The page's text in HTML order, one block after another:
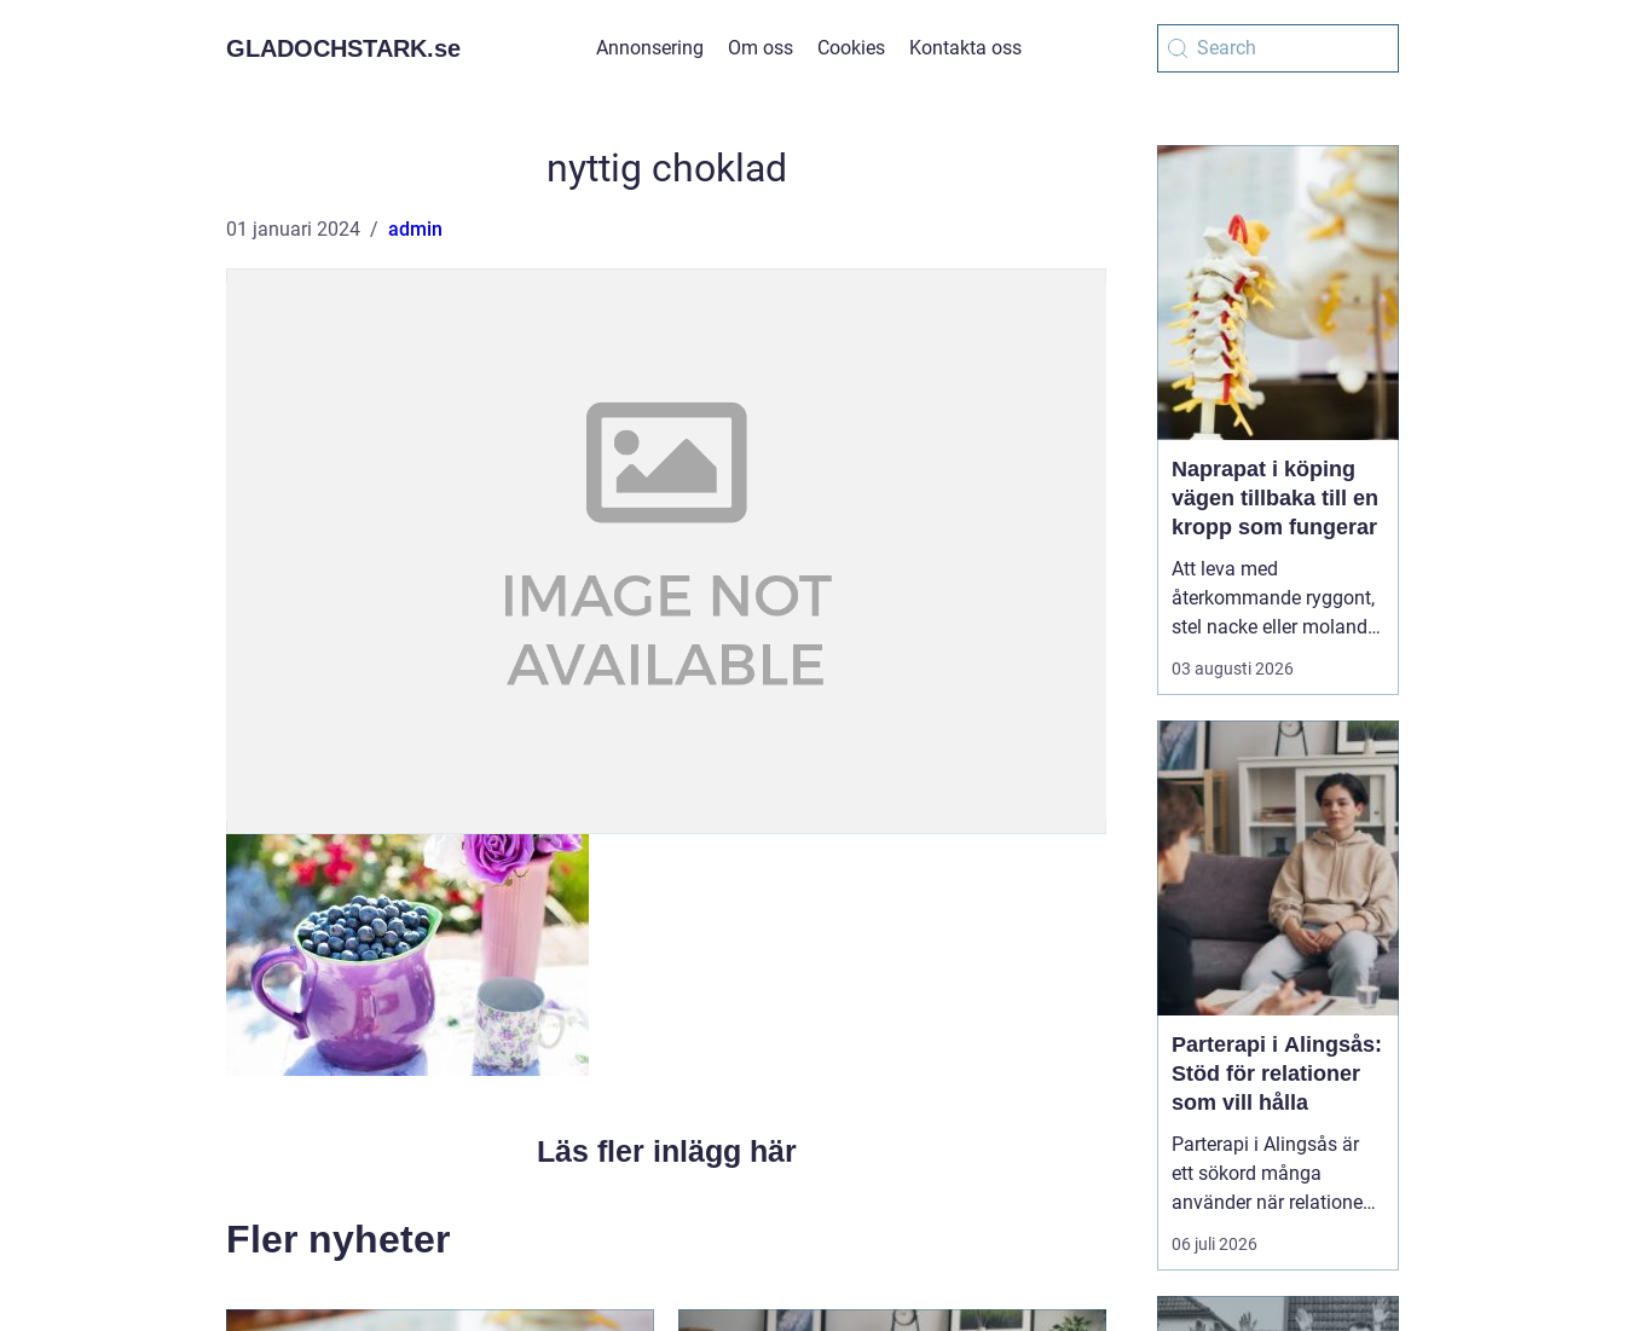
GLADOCHSTARK.se Annonsering Om oss Cookies Kontakta oss
nyttig choklad
01 januari 2024 admin
Läs fler inlägg här
Fler nyheter
Naprapat i köping
vägen tillbaka till en
kropp som fungerar
Att leva med
återkommande ryggont,
stel nacke eller molande
värk i axlar och höfter
sliter på både ork och
länge innan de söker
hjälp, fast problemen
ofta går att påverka. En
naprapat i Köping kan
hjälpa till att hitta
orsaken bak...
03 augusti 2026
Parterapi i Alingsås:
Stöd för relationer
som vill hålla
Parterapi i Alingsås är
ett sökord många
använder när relationen
börjar skava och
vardagen känns mer
samarbete. När
06 juli 2026